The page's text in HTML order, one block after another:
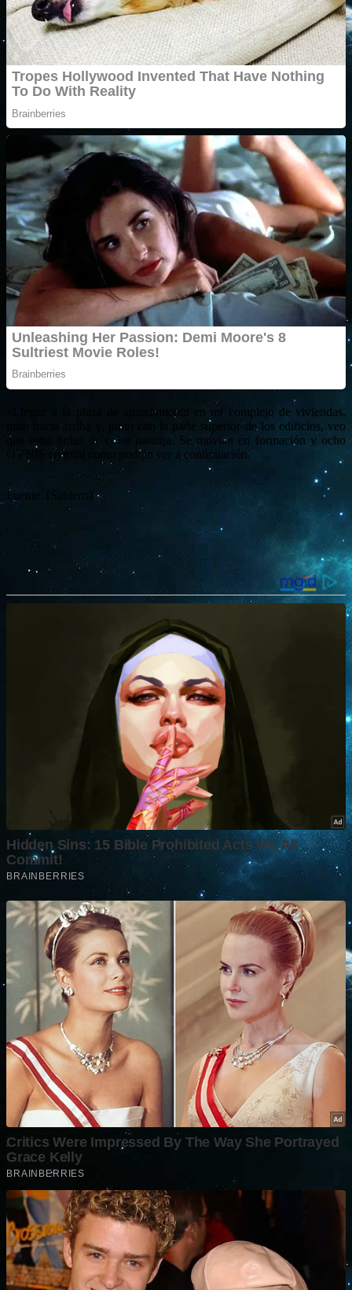
«Llegué a la plaza de aparcamiento en mi complejo de viviendas,
miro hacia arriba y, junto con la parte superior de los edificios, veo
que estas bolas de color naranja. Se movían en formación y ocho
OVNIS en total como podrán ver a continuación.
Fuente: [Sabiens]